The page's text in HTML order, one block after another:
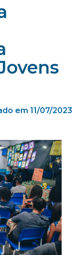
em 11/07/2023